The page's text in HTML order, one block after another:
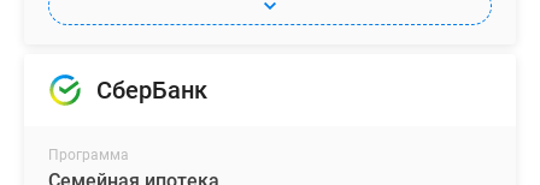
СберБанк
Программа